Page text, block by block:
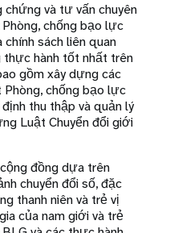
và tư vấn chuyên
chống bạo lực
sách liên quan
thực hành tốt nhất trên
gồm xây dựng các
Phòng, chống bạo lực
thu thập và quản lý
Luật Chuyển đổi giới
đồng dựa trên
chuyển đổi số, đặc
thanh niên và trẻ vị
của nam giới và trẻ